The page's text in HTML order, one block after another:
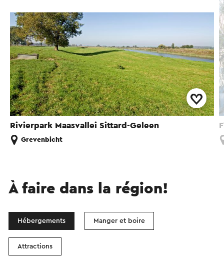
Rivierpark Maasvallei Sittard-Geleen
Grevenbicht
À faire dans la région!
Hébergements Manger et boire
Attractions